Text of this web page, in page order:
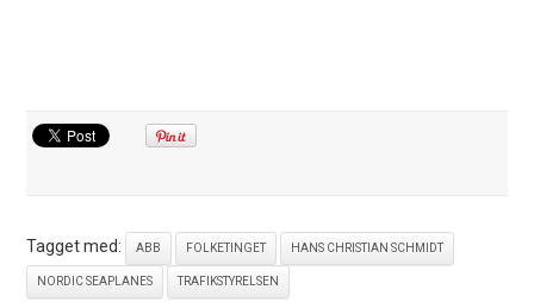
Tagget med: ABB FOLKETINGET HANS CHRISTIAN SCHMIDT
NORDIC SEAPLANES TRAFIKSTYRELSEN